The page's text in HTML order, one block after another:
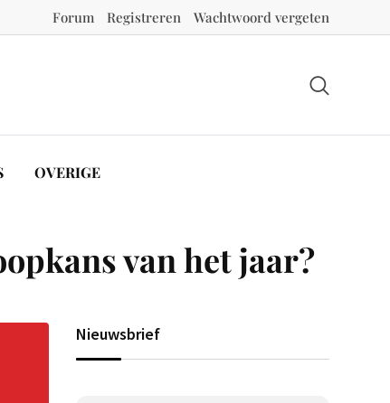
Forum Registreren Wachtwoord vergeten
OVERIGE
van het jaar?
Nieuwsbrief